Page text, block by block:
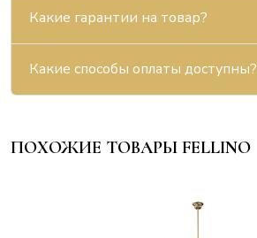
Какие гарантии на товар?
Какие способы оплаты доступны?
ПОХОЖИЕ ТОВАРЫ FELLINO